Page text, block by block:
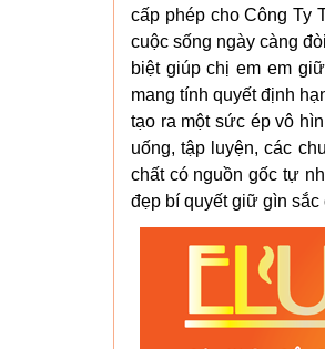
cấp phép cho Công Ty
cuộc sống ngày càng
biệt giúp chị em em
mang tính quyết định
tạo ra một sức ép vô
uống, tập luyện, các
chất có nguồn gốc tự
đẹp bí quyết giữ gìn